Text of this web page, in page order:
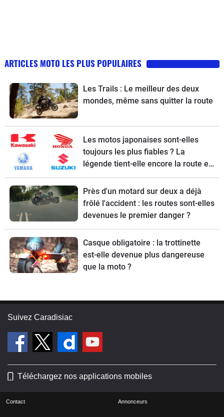
ARTICLES MOTO LES PLUS POPULAIRES
Les Trails : Le meilleur des deux
mondes, même sans quitter la route
Les motos japonaises sont-elles
toujours les plus fiables ? La
légende tient-elle encore la route en
2026 ?
Près d'un motard sur deux a déjà
frôlé l'accident : les routes sont-elles
devenues le premier danger ?
Casque obligatoire : la trottinette
est-elle devenue plus dangereuse
que la moto ?
Suivez Caradisiac
Téléchargez nos applications mobiles
Contact Annonceurs